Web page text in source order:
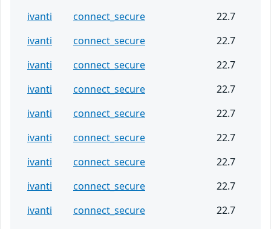
ivanti
connect_secure
22.7
ivanti
connect_secure
22.7
ivanti
connect_secure
22.7
ivanti
connect_secure
22.7
ivanti
connect_secure
22.7
ivanti
connect_secure
22.7
ivanti
connect_secure
22.7
ivanti
connect_secure
22.7
ivanti
connect_secure
22.7